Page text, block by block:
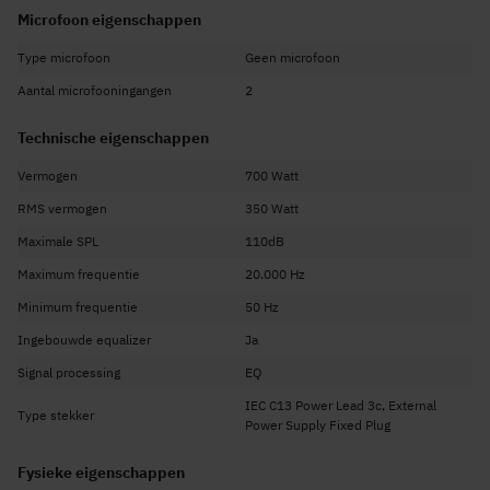
Microfoon eigenschappen
Type microfoon
Geen microfoon
Aantal microfooningangen
2
Technische eigenschappen
Vermogen
700 Watt
RMS vermogen
350 Watt
Maximale SPL
110dB
Maximum frequentie
20.000 Hz
Minimum frequentie
50 Hz
Ingebouwde equalizer
Ja
Signal processing
EQ
Type stekker
IEC C13 Power Lead 3c, External
Power Supply Fixed Plug
Fysieke eigenschappen